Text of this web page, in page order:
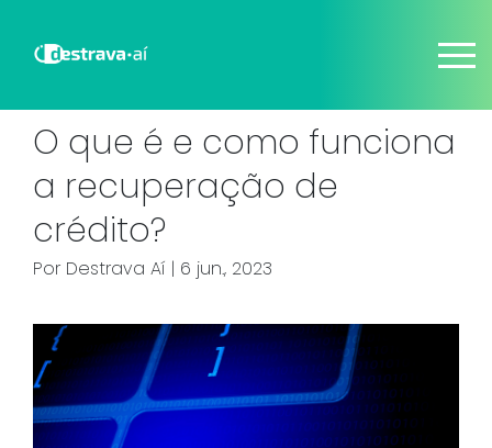
O que é e como funciona
a recuperação de
crédito?
Por Destrava Aí | 6 jun., 2023